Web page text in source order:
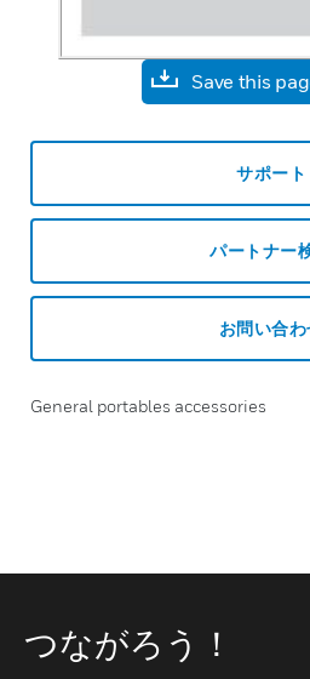
Save this
サポート
パートナー
お問い合わ
General portables accessories
つながろう！